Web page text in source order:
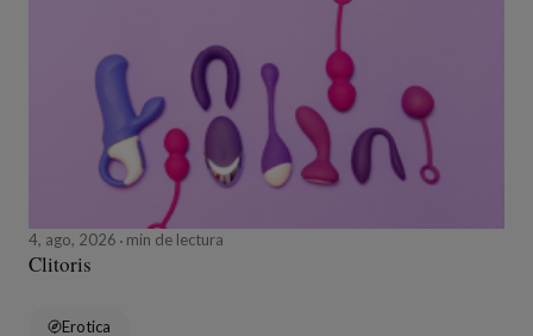
4, ago, 2026 min de lectura
Clitoris
Erotica